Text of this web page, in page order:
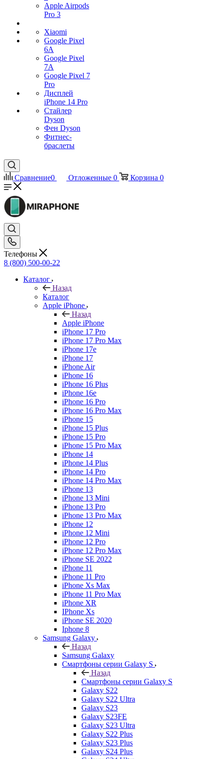
Apple Airpods
Pro 3
Xiaomi
Google Pixel
6A
Google Pixel
7А
Google Pixel 7
Pro
Дисплей
iPhone 14 Pro
Стайлер
Dyson
Фен Dyson
Фитнес-
браслеты
Сравнение0 Отложенные 0 Корзина 0
Телефоны
8 (800) 500-00-22
Каталог
Назад
Каталог
Apple iPhone
Назад
Apple iPhone
iPhone 17 Pro
iPhone 17 Pro Max
iPhone 17e
iPhone 17
iPhone Air
iPhone 16
iPhone 16 Plus
iPhone 16e
iPhone 16 Pro
iPhone 16 Pro Max
iPhone 15
iPhone 15 Plus
iPhone 15 Pro
iPhone 15 Pro Max
iPhone 14
iPhone 14 Plus
iPhone 14 Pro
iPhone 14 Pro Max
iPhone 13
iPhone 13 Mini
iPhone 13 Pro
iPhone 13 Pro Max
iPhone 12
iPhone 12 Mini
iPhone 12 Pro
iPhone 12 Pro Max
iPhone SE 2022
iPhone 11
iPhone 11 Pro
iPhone Xs Max
iPhone 11 Pro Max
iPhone XR
IPhone Xs
iPhone SE 2020
Iphone 8
Samsung Galaxy
Назад
Samsung Galaxy
Смартфоны серии Galaxy S
Назад
Смартфоны серии Galaxy S
Galaxy S22
Galaxy S22 Ultra
Galaxy S23
Galaxy S23FE
Galaxy S23 Ultra
Galaxy S22 Plus
Galaxy S23 Plus
Galaxy S24 Plus